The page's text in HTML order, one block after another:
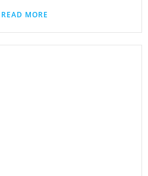
READ MORE